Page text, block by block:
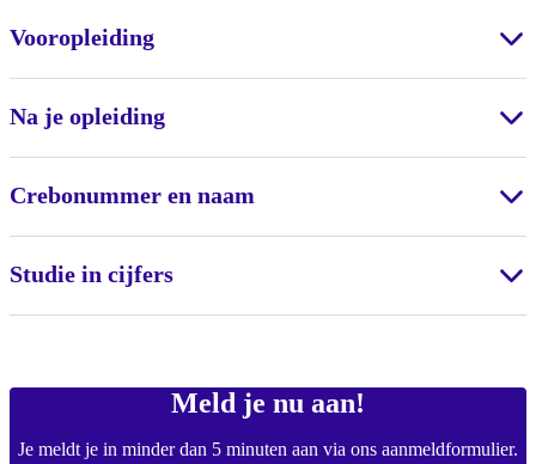
Vooropleiding
Na je opleiding
Crebonummer en naam
Studie in cijfers
Meld je nu aan!
Je meldt je in minder dan 5 minuten aan via ons aanmeldformulier.